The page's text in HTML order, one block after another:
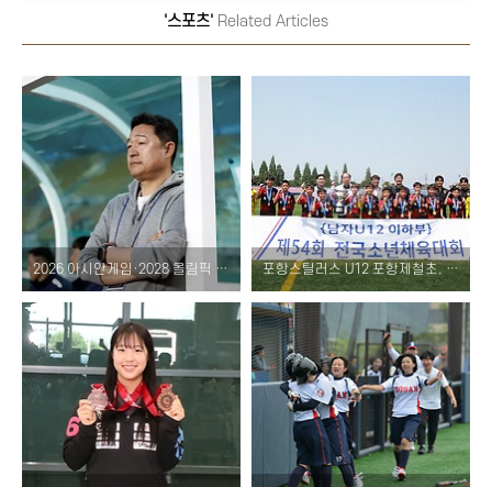
'스포츠' Related Articles
2026 아시안게임·2028 올림픽 U-22 대표팀 이민성 감독 선임 – 프로필·데뷔전 일정 총정리 포항스틸러스 U12 포항제철초, 2025 전국소년체육대회 축구 2년 연속 우승 결과!